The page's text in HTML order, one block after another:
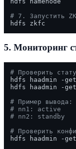
# 7. Запустить
5. Мониторинг
# Проверить
hdfs haadmin -
hdfs haadmin -
# Пример вывода:
# nn1: active
# nn2: standby
# Проверить
hdfs haadmin -